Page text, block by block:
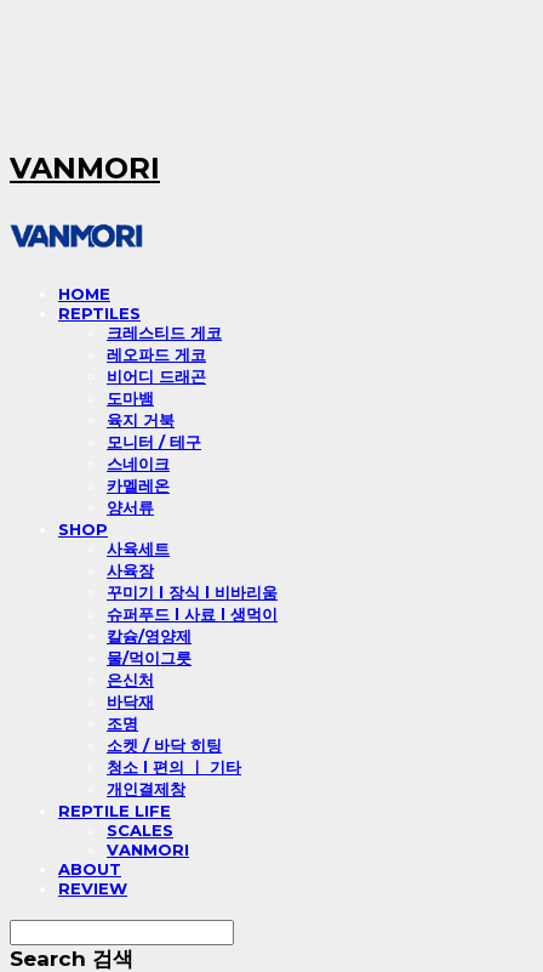
VANMORI
HOME
REPTILES
크레스티드 게코
레오파드 게코
비어디 드래곤
도마뱀
육지 거북
모니터 / 테구
스네이크
카멜레온
양서류
SHOP
사육세트
사육장
꾸미기 l 장식 l 비바리움
슈퍼푸드 l 사료 l 생먹이
칼슘/영양제
물/먹이그릇
은신처
바닥재
조명
소켓 / 바닥 히팅
청소 l 편의 ㅣ 기타
개인결제창
REPTILE LIFE
SCALES
VANMORI
ABOUT
REVIEW
Search 검색